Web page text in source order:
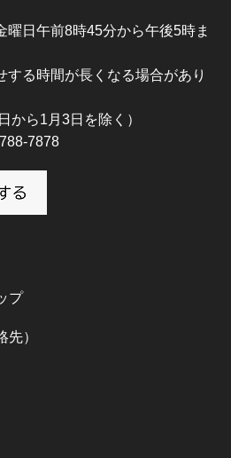
曜日午前8時45分から午後5時ま
る時間が長くなる場合があり
から1月3日を除く）
7878
プ
）